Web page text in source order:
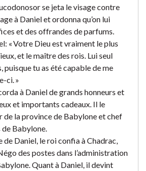
se jeta le visage contre
à Daniel et ordonna qu’on lui
et des offrandes de parfums.
« Votre Dieu est vraiment le plus
et le maître des rois. Lui seul
puisque tu as été capable de me
ci. »
à Daniel de grands honneurs et
et importants cadeaux. Il le
de la province de Babylone et chef
Babylone.
de Daniel, le roi confia à Chadrac,
des postes dans l’administration
Quant à Daniel, il devint